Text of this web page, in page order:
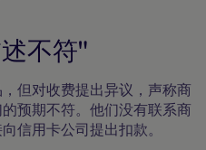
不符"
但对收费提出异议，声称商
预期不符。他们没有联系商
信用卡公司提出扣款。